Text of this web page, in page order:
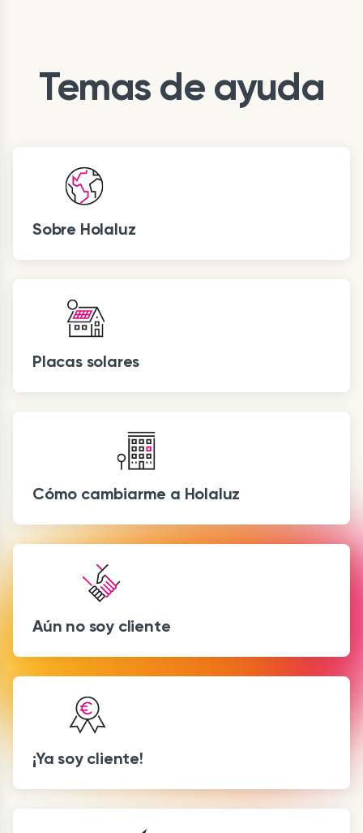
Temas de ayuda
Sobre Holaluz
Placas solares
Cómo cambiarme a Holaluz
Aún no soy cliente
¡Ya soy cliente!